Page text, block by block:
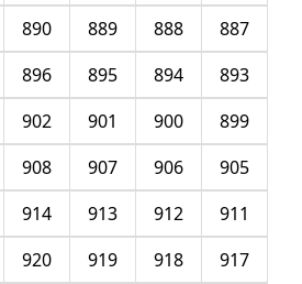
887
888
889
890
893
894
895
896
899
900
901
902
905
906
907
908
911
912
913
914
917
918
919
920